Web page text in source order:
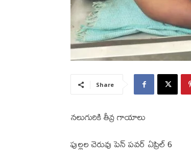
Share
నలుగురికి తీవ్ర గాయాలు
పుల్లల చెరువు పెన్ పవర్ ఏప్రిల్‌ 6